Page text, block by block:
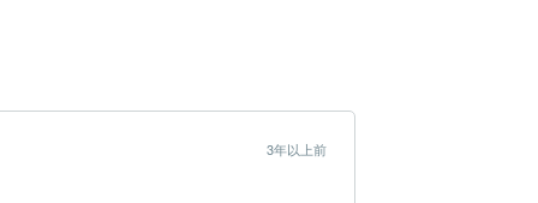
3年以上前